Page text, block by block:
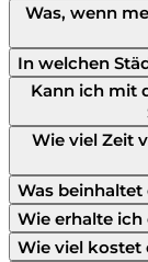
Was, wenn
In welchen
Kann ich mit
Wie viel Zeit
Was
Wie erhalte
Wie viel kostet